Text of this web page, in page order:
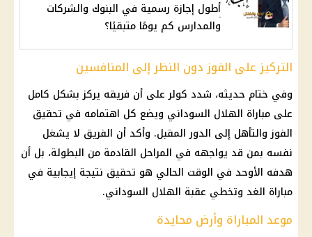
أطول إجازة رسمية في البنوك والشركات
والمدارس كم يومًا متبقيًا؟
التركيز على الفوز دون النظر إلى المنافسين
وفي ختام حديثه، شدد كولرعلى أن فريقه يركز بشكل كامل
على مباراة الهلال السوداني ويضع كل اهتمامه في تحقيق
الفوز والتأهل إلى الدور المقبل. وأكد أن الفريق لا يشغل
نفسه بمن قد يواجهه في المراحل القادمة من البطولة، بل أن
هدفه الأوحد في الوقت الحالي هو تحقيق نتيجة إيجابية في
مباراة الغد وتخطي عقبة الهلال السوداني.
موعد المباراة وأرض محايدة